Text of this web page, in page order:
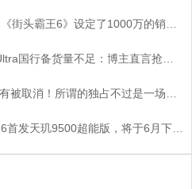
关于下一部作品目前没有计划！《街头霸王6》设定了1000万的销量目标
比华为三折叠还罕见！iPhone Ultra国行备货量不足：博主直言抢到即赚
《战争机器：事变日》PS5版没有被取消！所谓的独占不过是一场空？
历经两年联合攻关！vivo X Fold6首发天玑9500超能版，将于6月下旬登场